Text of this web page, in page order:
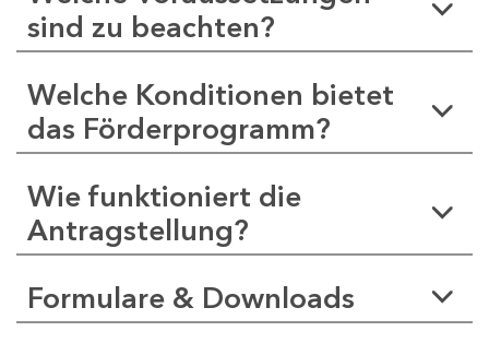
sind zu beachten?
Welche Konditionen bietet
das Förderprogramm?
Wie funktioniert die
Antragstellung?
Formulare & Downloads